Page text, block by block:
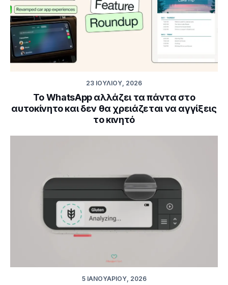
23 ΙΟΥΛΊΟΥ, 2026
Το WhatsApp αλλάζει τα πάντα στο
αυτοκίνητο και δεν θα χρειάζεται να αγγίξεις
το κινητό
5 ΙΑΝΟΥΑΡΊΟΥ, 2026